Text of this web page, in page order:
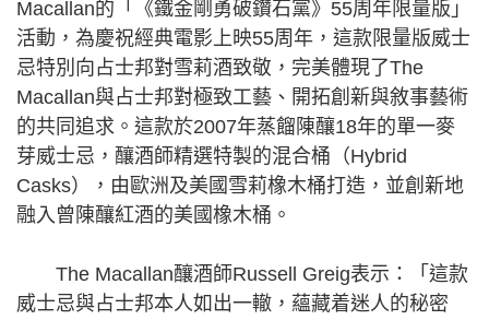
Macallan的「《鐵金剛勇破鑽石黨》55周年限量版」
活動，為慶祝經典電影上映55周年，這款限量版威士
忌特別向占士邦對雪莉酒致敬，完美體現了The
Macallan與占士邦對極致工藝、開拓創新與敘事藝術
的共同追求。這款於2007年蒸餾陳釀18年的單一麥
芽威士忌，釀酒師精選特製的混合桶（Hybrid
Casks），由歐洲及美國雪莉橡木桶打造，並創新地
融入曾陳釀紅酒的美國橡木桶。
The Macallan釀酒師Russell Greig表示：「這款
威士忌與占士邦本人如出一轍，蘊藏着迷人的秘密